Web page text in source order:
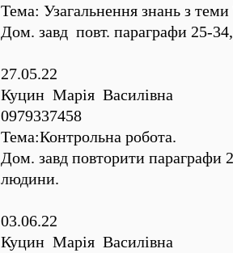
Тема: Узагальнення знань з
Дом. завд повт. параграфи 25-
27.05.22
Куцин Марія Василівна
0979337458
Тема:Контрольна робота.
Дом. завд повторити параграфи
людини.
03.06.22
Куцин Марія Василівна